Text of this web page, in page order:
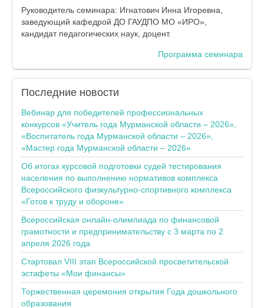
Руководитель семинара: Игнатович Инна Игоревна,
заведующий кафедрой ДО ГАУДПО МО «ИРО»,
кандидат педагогических наук, доцент.
Программа семинара
Последние новости
Вебинар для победителей профессиональных
конкурсов «Учитель года Мурманской области – 2026»,
«Воспитатель года Мурманской области – 2026»,
«Мастер года Мурманской области – 2026»
Об итогах курсовой подготовки судей тестирования
населения по выполнению нормативов комплекса
Всероссийского физкультурно-спортивного комплекса
«Готов к труду и обороне»
Всероссийская онлайн-олимпиада по финансовой
грамотности и предпринимательству с 3 марта по 2
апреля 2026 года
Стартовал VIII этап Всероссийской просветительской
эстафеты «Мои финансы»
Торжественная церемония открытия Года дошкольного
образования